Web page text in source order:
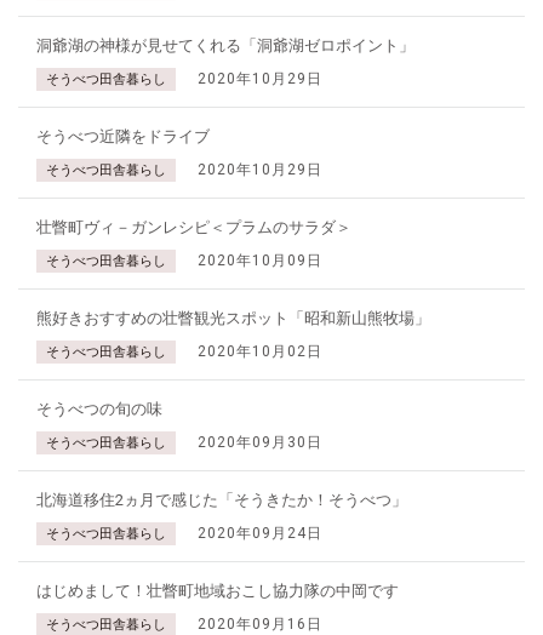
洞爺湖の神様が見せてくれる「洞爺湖ゼロポイント」
そうべつ田舎暮らし 2020年10月29日
そうべつ近隣をドライブ
そうべつ田舎暮らし 2020年10月29日
壮瞥町ヴィ－ガンレシピ＜プラムのサラダ＞
そうべつ田舎暮らし 2020年10月09日
熊好きおすすめの壮瞥観光スポット「昭和新山熊牧場」
そうべつ田舎暮らし 2020年10月02日
そうべつの旬の味
そうべつ田舎暮らし 2020年09月30日
北海道移住2ヵ月で感じた「そうきたか！そうべつ」
そうべつ田舎暮らし 2020年09月24日
はじめまして！壮瞥町地域おこし協力隊の中岡です
そうべつ田舎暮らし 2020年09月16日